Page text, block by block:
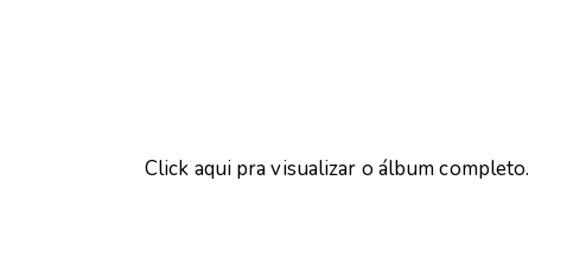
Click aqui pra visualizar o álbum completo.